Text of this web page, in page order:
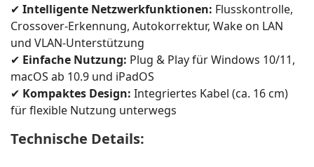
✔ Intelligente Netzwerkfunktionen: Flusskontrolle,
Crossover-Erkennung, Autokorrektur, Wake on LAN
und VLAN-Unterstützung
✔ Einfache Nutzung: Plug & Play für Windows 10/11,
macOS ab 10.9 und iPadOS
✔ Kompaktes Design: Integriertes Kabel (ca. 16 cm)
für flexible Nutzung unterwegs
Technische Details: